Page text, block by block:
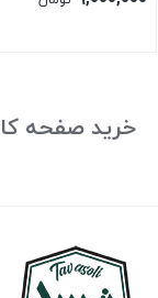
خرید صفحه کابینت دو